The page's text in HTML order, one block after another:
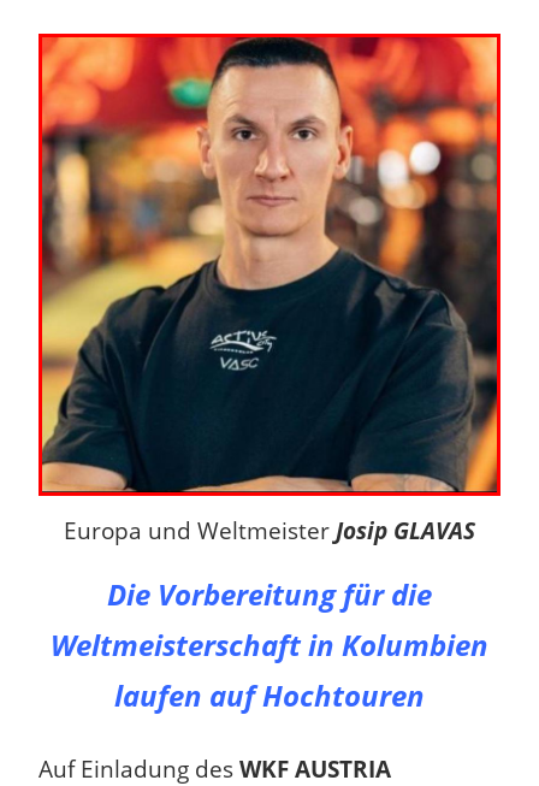
Europa und Weltmeister Josip GLAVAS
Die Vorbereitung für die
Weltmeisterschaft in Kolumbien
laufen auf Hochtouren
Auf Einladung des WKF AUSTRIA